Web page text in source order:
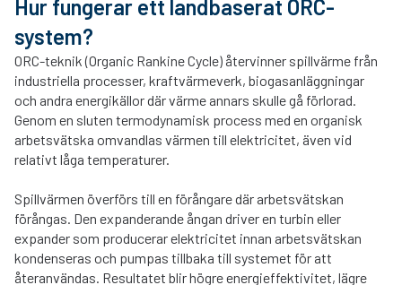
Hur fungerar ett landbaserat ORC-
system?
ORC-teknik (Organic Rankine Cycle) återvinner spillvärme från
industriella processer, kraftvärmeverk, biogasanläggningar
och andra energikällor där värme annars skulle gå förlorad.
Genom en sluten termodynamisk process med en organisk
arbetsvätska omvandlas värmen till elektricitet, även vid
relativt låga temperaturer.
Spillvärmen överförs till en förångare där arbetsvätskan
förångas. Den expanderande ångan driver en turbin eller
expander som producerar elektricitet innan arbetsvätskan
kondenseras och pumpas tillbaka till systemet för att
återanvändas. Resultatet blir högre energieffektivitet, lägre